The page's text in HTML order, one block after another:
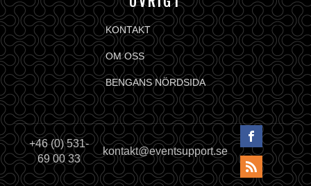
KONTAKT
OM OSS
BENGANS NÖRDSIDA
+46 (0) 531-
69 00 33
kontakt@eventsupport.se